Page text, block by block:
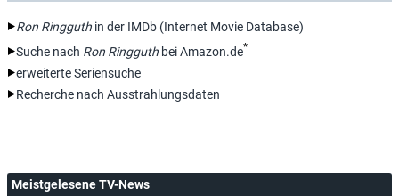
Ron Ringguth in der IMDb (Internet Movie Database)
Suche nach Ron Ringguth bei Amazon.de*
erweiterte Seriensuche
Recherche nach Ausstrahlungsdaten
Meistgelesene TV-News